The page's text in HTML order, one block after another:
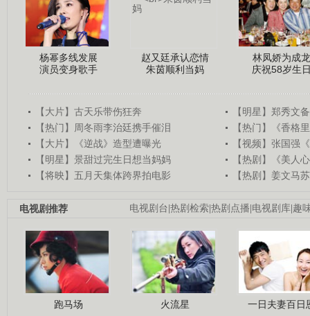
杨幂多线发展
演员变身歌手
赵又廷承认恋情
朱茵顺利当妈
林凤娇为成龙
庆祝58岁生
【大片】古天乐带伤狂奔
【明星】郑秀文
【热门】周冬雨李治廷携手催泪
【热门】《香格
【大片】《逆战》造型遭曝光
【视频】张国强
【明星】景甜过完生日想当妈妈
【热剧】《美人
【将映】五月天集体跨界拍电影
【热剧】姜文马
电视剧台|热剧检索|热剧点播|电视剧库|趣
电视剧推荐
跑马场 火流星 一日夫妻百日